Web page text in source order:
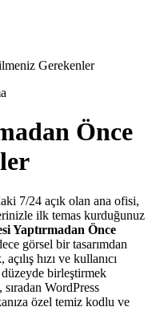
Gerekenler
Önce
7/24 açık olan ana ofisi,
ilk temas kurduğunuz
Yaptırmadan Önce
görsel bir tasarımdan
hızı ve kullanıcı
birleştirmek
WordPress
özel temiz kodlu ve